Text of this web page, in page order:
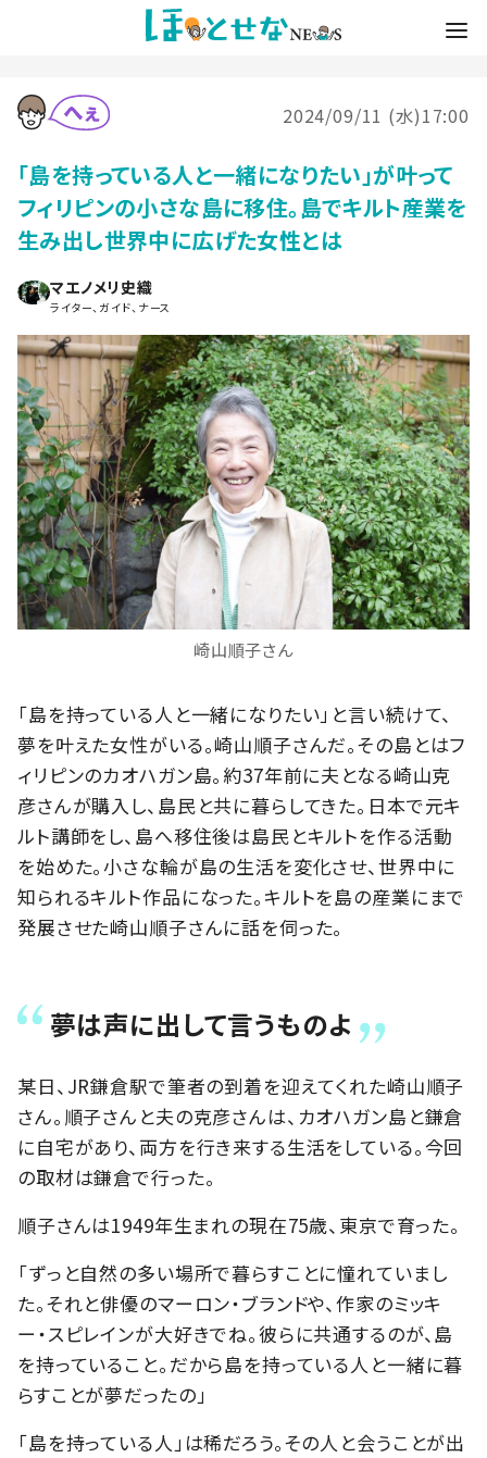
2024/09/11 (水)17:00
「島を持っている人と一緒になりたい」が叶って
フィリピンの小さな島に移住。島でキルト産業を
生み出し世界中に広げた女性とは
マエノメリ史織
ライター、ガイド、ナース
崎山順子さん
「島を持っている人と一緒になりたい」と言い続けて、
夢を叶えた女性がいる。崎山順子さんだ。その島とはフ
ィリピンのカオハガン島。約37年前に夫となる崎山克
彦さんが購入し、島民と共に暮らしてきた。日本で元キ
ルト講師をし、島へ移住後は島民とキルトを作る活動
を始めた。小さな輪が島の生活を変化させ、世界中に
知られるキルト作品になった。キルトを島の産業にまで
発展させた崎山順子さんに話を伺った。
夢は声に出して言うものよ
某日、JR鎌倉駅で筆者の到着を迎えてくれた崎山順子
さん。順子さんと夫の克彦さんは、カオハガン島と鎌倉
に自宅があり、両方を行き来する生活をしている。今回
の取材は鎌倉で行った。
順子さんは1949年生まれの現在75歳、東京で育った。
「ずっと自然の多い場所で暮らすことに憧れていまし
た。それと俳優のマーロン・ブランドや、作家のミッキ
ー・スピレインが大好きでね。彼らに共通するのが、島
を持っていること。だから島を持っている人と一緒に暮
らすことが夢だったの」
「島を持っている人」は稀だろう。その人と会うことが出